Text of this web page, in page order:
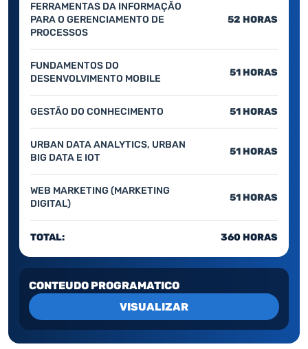
FERRAMENTAS DA INFORMAÇÃO
PARA O GERENCIAMENTO DE
PROCESSOS
52 HORAS
FUNDAMENTOS DO
DESENVOLVIMENTO MOBILE
51 HORAS
GESTÃO DO CONHECIMENTO 51 HORAS
URBAN DATA ANALYTICS, URBAN
BIG DATA E IOT
51 HORAS
WEB MARKETING (MARKETING
DIGITAL)
51 HORAS
TOTAL: 360 HORAS
CONTEUDO PROGRAMATICO
VISUALIZAR